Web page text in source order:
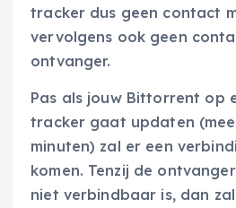
tracker dus geen contact
vervolgens ook geen
ontvanger.
Pas als jouw Bittorrent op
tracker gaat updaten
minuten) zal er een
komen. Tenzij de
niet verbindbaar is, dan